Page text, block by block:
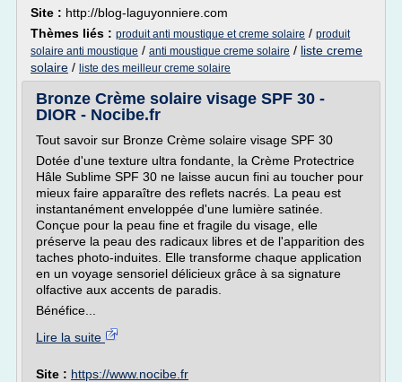
Site : http://blog-laguyonniere.com
Thèmes liés : produit anti moustique et creme solaire / produit
solaire anti moustique / anti moustique creme solaire / liste creme
solaire / liste des meilleur creme solaire
Bronze Crème solaire visage SPF 30 -
DIOR - Nocibe.fr
Tout savoir sur Bronze Crème solaire visage SPF 30
Dotée d'une texture ultra fondante, la Crème Protectrice
Hâle Sublime SPF 30 ne laisse aucun fini au toucher pour
mieux faire apparaître des reflets nacrés. La peau est
instantanément enveloppée d'une lumière satinée.
Conçue pour la peau fine et fragile du visage, elle
préserve la peau des radicaux libres et de l'apparition des
taches photo-induites. Elle transforme chaque application
en un voyage sensoriel délicieux grâce à sa signature
olfactive aux accents de paradis.
Bénéfice...
Lire la suite
Site : https://www.nocibe.fr